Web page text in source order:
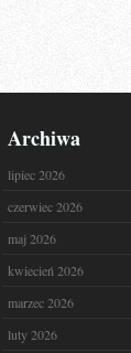
Archiwa
lipiec 2026
czerwiec 2026
maj 2026
kwiecień 2026
marzec 2026
luty 2026